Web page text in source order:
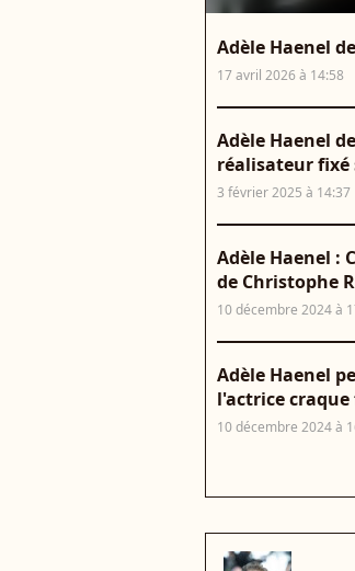
Adèle Haenel
17 avril 2026 à 14:58
Adèle Haenel
réalisateur fixé
3 février 2025 à 14:37
Adèle Haenel :
de Christophe
10 décembre 2024 à
Adèle Haenel
l'actrice
10 décembre 2024 à